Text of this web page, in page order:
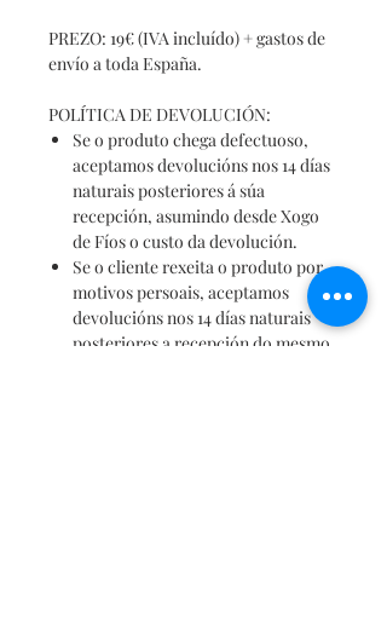
PREZO: 19€ (IVA incluído) + gastos de
envío a toda España.
POLÍTICA DE DEVOLUCIÓN:
Se o produto chega defectuoso,
aceptamos devolucións nos 14 días
naturais posteriores á súa
recepción, asumindo desde Xogo
de Fíos o custo da devolución.
Se o cliente rexeita o produto por
motivos persoais, aceptamos
devolucións nos 14 días naturais
posteriores a recepción do mesmo,